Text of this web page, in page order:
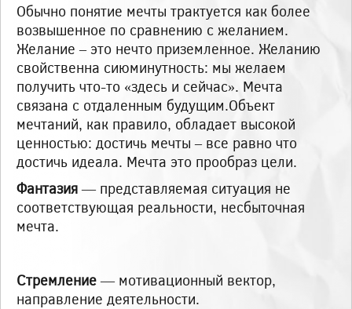
Обычно понятие мечты трактуется как более
возвышенное по сравнению с желанием.
Желание – это нечто приземленное. Желанию
свойственна сиюминутность: мы желаем
получить что-то «здесь и сейчас». Мечта
связана с отдаленным будущим.Объект
мечтаний, как правило, обладает высокой
ценностью: достичь мечты – все равно что
достичь идеала. Мечта это прообраз цели.
Фантазия— представляемая ситуация не
соответствующая реальности, несбыточная
мечта.
Стремление— мотивационный вектор,
направление деятельности.